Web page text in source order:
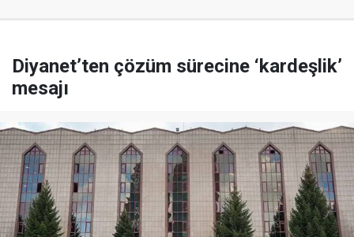
Diyanet’ten çözüm sürecine ‘kardeşlik’
mesajı